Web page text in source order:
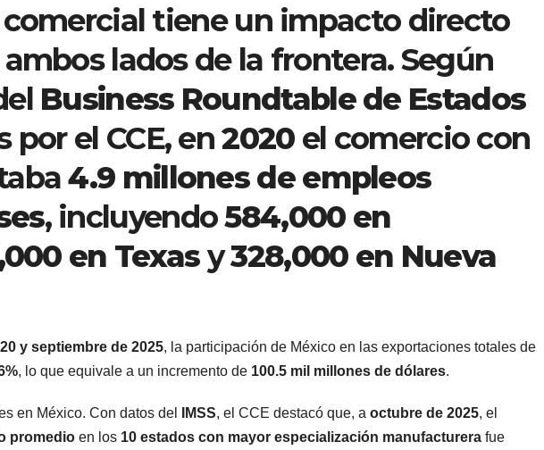
tiene un impacto directo
lados de la frontera. Según
Business Roundtable de Estados
por el CCE, en2020el comercio con
4.9 millones de empleos
, incluyendo584,000 en
en Texasy328,000 en Nueva
y septiembre de 2025, la participación de México en las exportaciones totales de
, lo que equivale a un incremento de 100.5 mil millones de dólares.
en México. Con datos del IMSS, el CCE destacó que, a octubre de 2025, el
promedio en los 10 estados con mayor especialización manufacturera fue